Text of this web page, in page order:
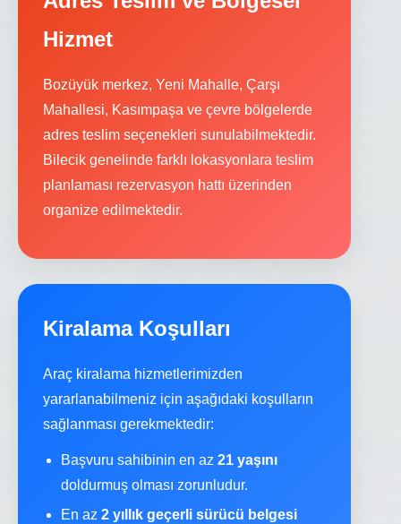
Hizmet
Bozüyük merkez, Yeni Mahalle, Çarşı
Mahallesi, Kasımpaşa ve çevre bölgelerde
adres teslim seçenekleri sunulabilmektedir.
Bilecik genelinde farklı lokasyonlara teslim
planlaması rezervasyon hattı üzerinden
organize edilmektedir.
Kiralama Koşulları
Araç kiralama hizmetlerimizden
yararlanabilmeniz için aşağıdaki koşulların
sağlanması gerekmektedir:
Başvuru sahibinin en az 21 yaşını
doldurmuş olması zorunludur.
En az 2 yıllık geçerli sürücü belgesi